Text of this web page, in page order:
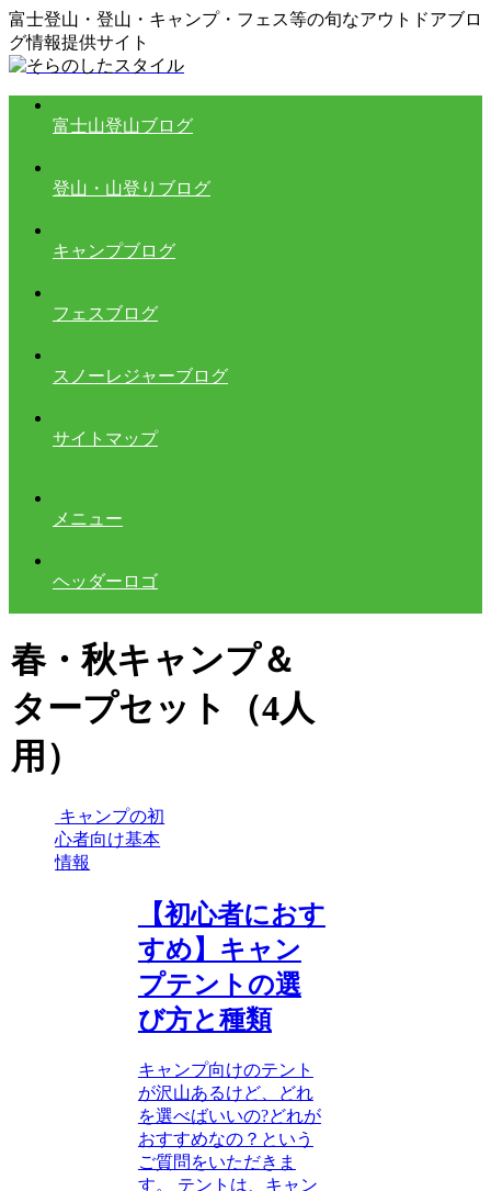
富士登山・登山・キャンプ・フェス等の旬なアウトドアブロ
グ情報提供サイト
富士山登山ブログ
登山・山登りブログ
キャンプブログ
フェスブログ
スノーレジャーブログ
サイトマップ
メニュー
ヘッダーロゴ
春・秋キャンプ＆
タープセット（4人
用）
キャンプの初
心者向け基本
情報
【初心者におす
すめ】キャン
プテントの選
び方と種類
キャンプ向けのテント
が沢山あるけど、どれ
を選べばいいの?どれが
おすすめなの？という
ご質問をいただきま
す。 テントは、キャン